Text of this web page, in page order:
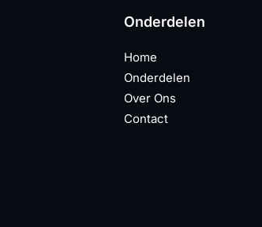
Onderdelen
Home
Onderdelen
Over Ons
Contact